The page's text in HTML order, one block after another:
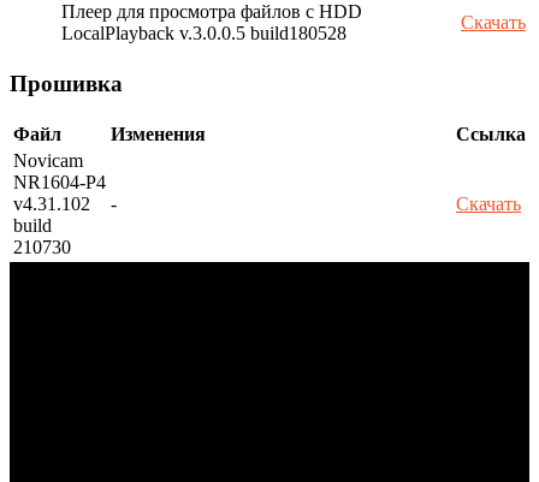
Плеер для просмотра файлов с HDD
LocalPlayback v.3.0.0.5 build180528
Скачать
Прошивка
Файл Изменения
Ссылка
Novicam
NR1604-P4
v4.31.102
build
210730
- Скачать